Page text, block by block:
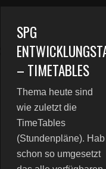
SPG
– TIMETABLES
Thema heute sind
wie zuletzt die
TimeTables
(Stundenpläne). Hab
schon so umgesetzt